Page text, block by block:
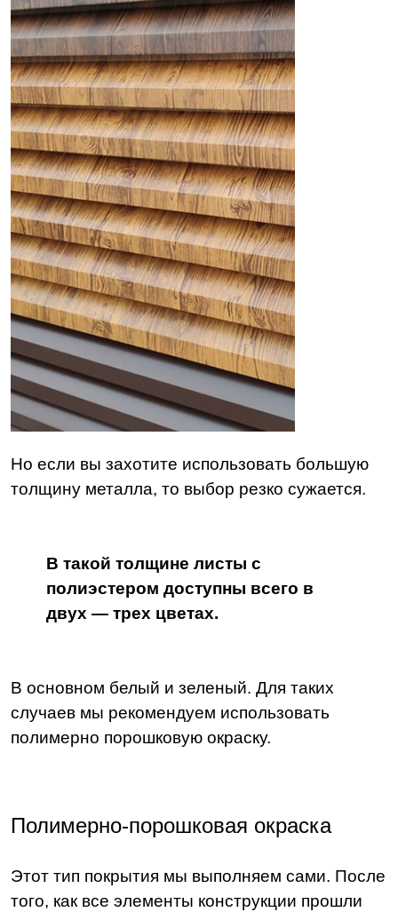
Но если вы захотите использовать большую
толщину металла, то выбор резко сужается.
В такой толщине листы с
полиэстером доступны всего в
двух — трех цветах.
В основном белый и зеленый. Для таких
случаев мы рекомендуем использовать
полимерно порошковую окраску.
Полимерно-порошковая окраска
Этот тип покрытия мы выполняем сами. После
того, как все элементы конструкции прошли